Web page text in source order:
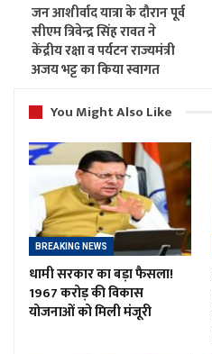
जन आशीर्वाद यात्रा के दौरान पूर्व
सीएम त्रिवेन्द्र सिंह रावत ने
केंद्रीय रक्षा व पर्यटन राज्यमंत्री
अजय भट्ट का किया स्वागत
You Might Also Like
BREAKING NEWS
धामी सरकार का बड़ा फैसला!
1967 करोड़ की विकास
योजनाओं को मिली मंजूरी